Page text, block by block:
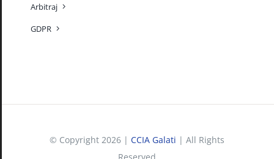
Arbitraj
GDPR
© Copyright 2026 | CCIA Galati | All Rights